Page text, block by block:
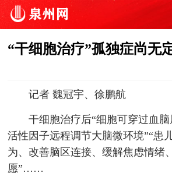
“干细胞治疗”孤独症尚无
记者 魏冠宇、徐鹏航
干细胞治疗后“细胞可穿过血
活性因子远程调节大脑微环境”“患
为、改善脑区连接、缓解焦虑情绪
愿”……